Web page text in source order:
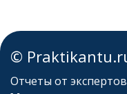
©
Отчеты от